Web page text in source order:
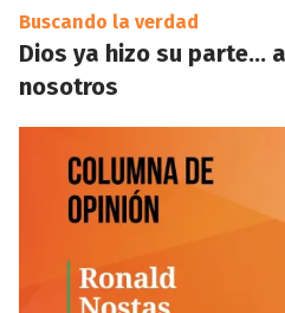
Buscando la verdad
Dios ya hizo su parte…
nosotros